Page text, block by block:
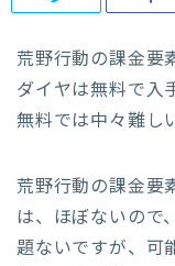
荒野行動の課金要
ダイヤは無料で入
無料では中々難し
荒野行動の課金要
は、ほぼないので
題ないですが、可